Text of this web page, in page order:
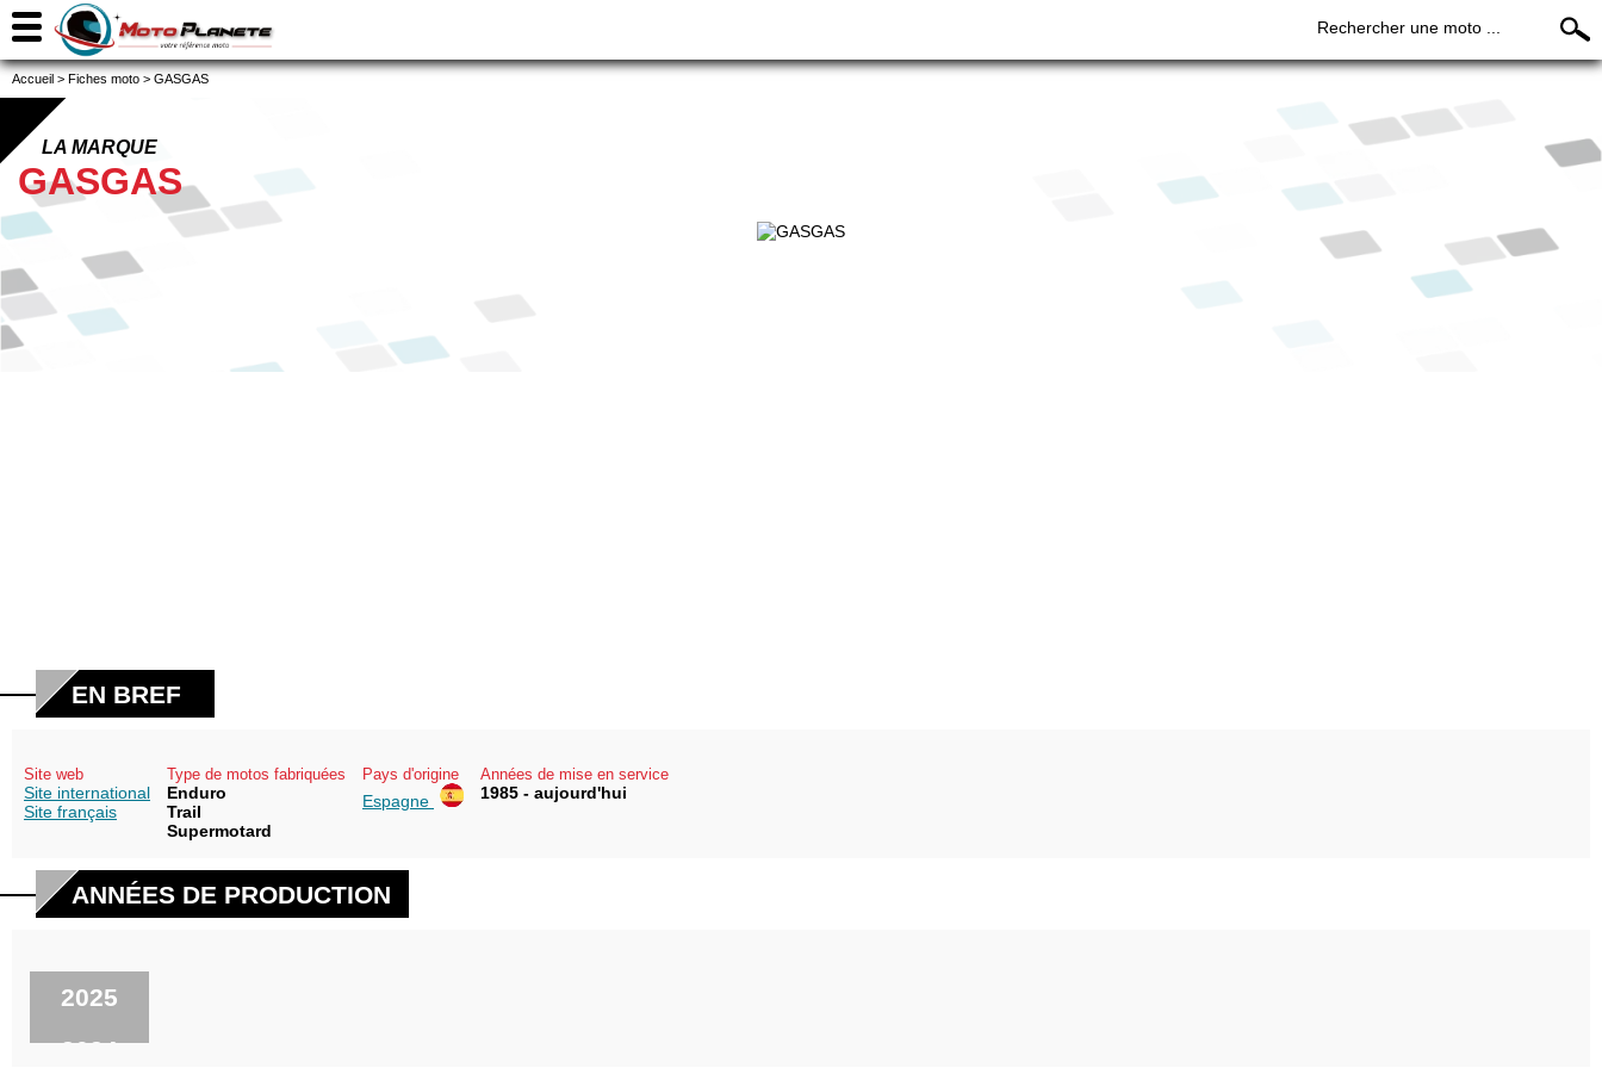
Rechercher une moto ...
Accueil > Fiches moto > GASGAS
LA MARQUE
GASGAS
EN BREF
Site web
Site international
Site français
Type de motos fabriquées
Enduro
Trail
Supermotard
Pays d'origine
Espagne
Années de mise en service
1985 - aujourd'hui
ANNÉES DE PRODUCTION
2025
2024